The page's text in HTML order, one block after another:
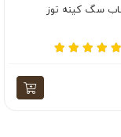
سگ کینه توز